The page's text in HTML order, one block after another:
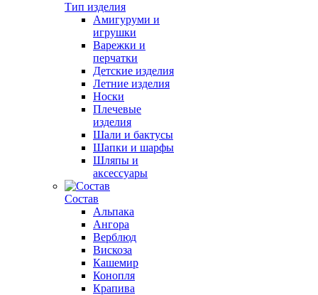
Тип изделия
Амигуруми и
игрушки
Варежки и
перчатки
Детские изделия
Летние изделия
Носки
Плечевые
изделия
Шали и бактусы
Шапки и шарфы
Шляпы и
аксессуары
Состав
Альпака
Ангора
Верблюд
Вискоза
Кашемир
Конопля
Крапива